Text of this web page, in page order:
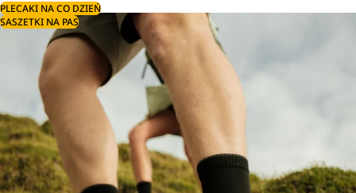
PLECAKI NA CO DZIEŃ
SASZETKI NA PAS